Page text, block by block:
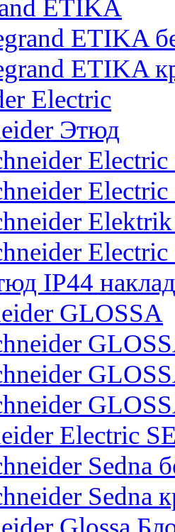
ETIKA
ETIKA
ETIKA
Electric
Этюд
IP44
GLOSSA
Electric
Sedna
Sedna